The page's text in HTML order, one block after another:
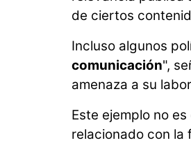
de ciertos
Incluso algunos
comunicación",
amenaza a su
Este ejemplo no
relacionado con la